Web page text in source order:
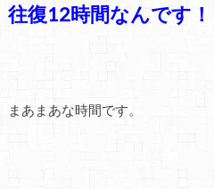
往復12時間なんです！
まあまあな時間です。